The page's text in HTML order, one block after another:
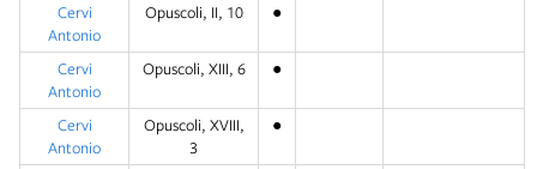
Cervi
Antonio
Opuscoli, II, 10 ●
Cervi
Antonio
Opuscoli, XIII, 6 ●
Cervi
Antonio
Opuscoli, XVIII,
3
●